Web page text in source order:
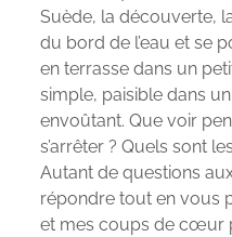
Suède, la découverte,
du bord de l’eau et se
en terrasse dans un
simple, paisible dans
envoûtant. Que voir
s’arrêter ? Quels sont
Autant de questions
répondre tout en vous
et mes coups de cœur